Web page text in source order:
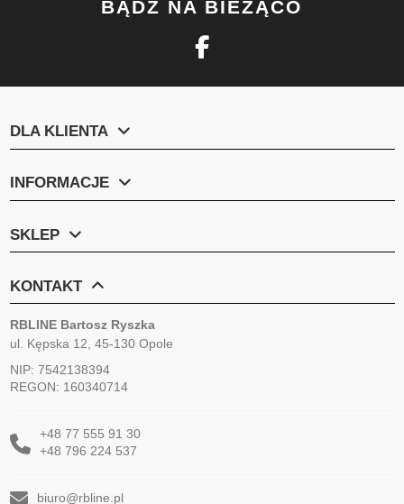
BĄDŹ NA BIEŻĄCO
DLA KLIENTA
INFORMACJE
SKLEP
KONTAKT
RBLINE Bartosz Ryszka
ul. Kępska 12, 45-130 Opole
NIP: 7542138394
REGON: 160340714
+48 77 555 91 30
+48 796 224 537
biuro@rbline.pl